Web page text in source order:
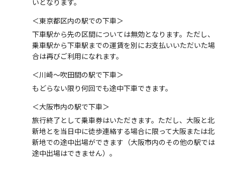
いとなります。
＜東京都区内の駅での下車＞
下車駅から先の区間については無効となります。ただし、
乗車駅から下車駅までの運賃を別にお支払いいただいた場
合は再びご利用になれます。
＜川崎～吹田間の駅で下車＞
もどらない限り何回でも途中下車できます。
＜大阪市内の駅で下車＞
旅行終了として乗車券はいただきます。ただし、大阪と北
新地とを当日中に徒歩連絡する場合に限って大阪または北
新地での途中出場ができます（大阪市内のその他の駅では
途中出場はできません）。